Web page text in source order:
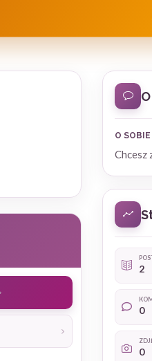
O SOBIE
Chcesz
2
0
0